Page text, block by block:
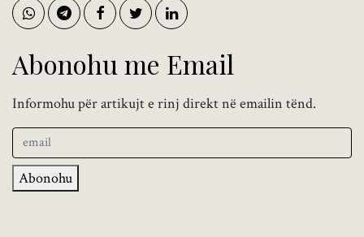
Abonohu me Email
Informohu për artikujt e rinj direkt në emailin tënd.
Abonohu